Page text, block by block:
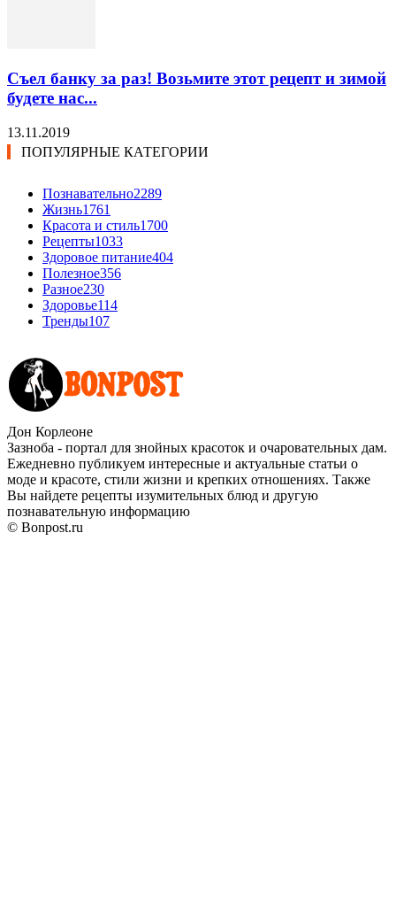
Съел банку за раз! Возьмите этот рецепт и зимой
будете нас...
13.11.2019
ПОПУЛЯРНЫЕ КАТЕГОРИИ
Познавательно2289
Жизнь1761
Красота и стиль1700
Рецепты1033
Здоровое питание404
Полезное356
Разное230
Здоровье114
Тренды107
Дон Корлеоне
Зазноба - портал для знойных красоток и очаровательных дам.
Ежедневно публикуем интересные и актуальные статьи о
моде и красоте, стили жизни и крепких отношениях. Также
Вы найдете рецепты изумительных блюд и другую
познавательную информацию
© Bonpost.ru